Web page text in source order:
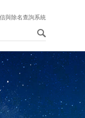
與除名查詢系統